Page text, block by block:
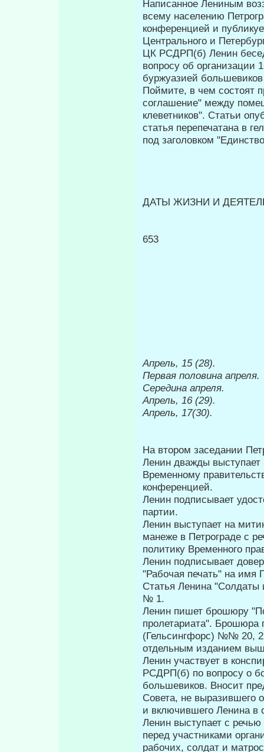
Написанное Лениным
всему населению
конференцией и
Центрального и
ЦК РСДРП(б) Ленин
вопросу об ор­ганизации
буржуазией
Поймите, в чем состоят
согла­шение" между
клеветников". Статьи
статья перепечатана в
под заго­ловком
ДАТЫ ЖИЗНИ И
653
Апрель, 15 (28).
Первая половина апреля.
Середина апреля.
Апрель, 16 (29).
Апрель, 17(30).
На втором заседании
Ленин дважды
Временному
кон­ференцией.
Ленин подписывает
партии.
Ленин выступает на
манеже в Петрограде с
политику Временного
Ленин подписывает
"Рабочая печать" на имя
Статья Ленина "Солдаты
№ 1.
Ленин пишет брошюру
пролетариата". Брошюра
(Гельсингфорс) №№ 20,
отдельным изданием
Ленин участвует в
РСДРП(б) по вопросу о
большевиков. Вно­сит
Совета, не выразившего
и включившего Ленина в
Ленин выступает с
перед участниками
рабочих, солдат и